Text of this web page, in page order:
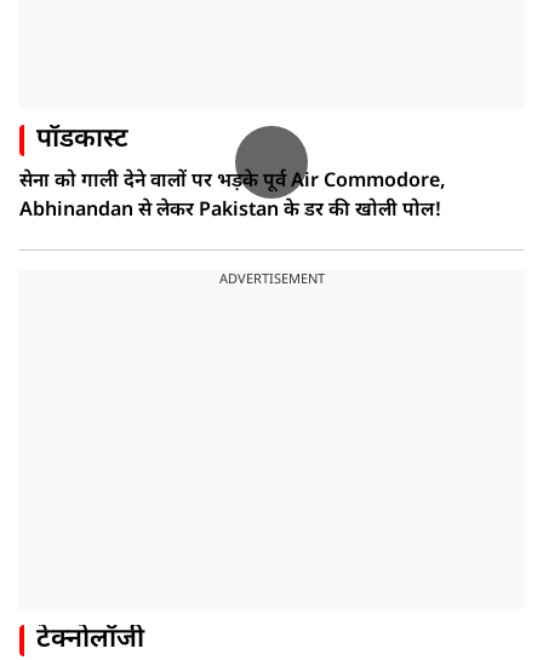
पॉडकास्ट
सेना को गाली देने वालों पर भड़के पूर्व Air Commodore,
Abhinandan से लेकर Pakistan के डर की खोली पोल!
ADVERTISEMENT
टेक्नोलॉजी